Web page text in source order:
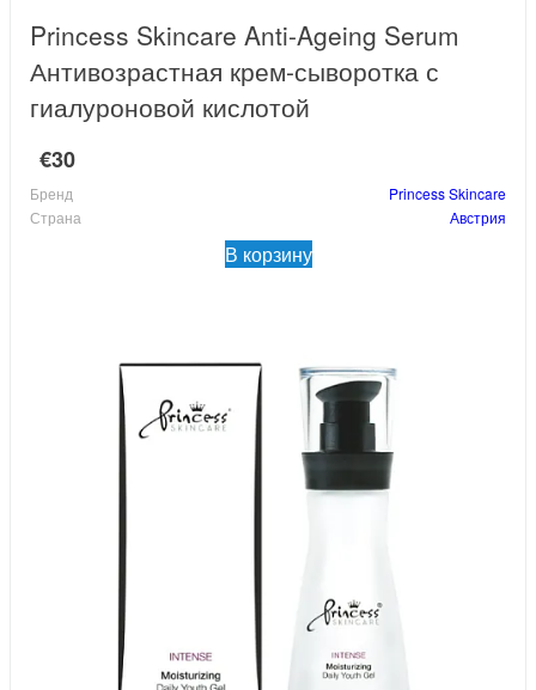
Princess Skincare Anti-Ageing Serum
Антивозрастная крем-сыворотка с
гиалуроновой кислотой
€30
Бренд
Princess Skincare
Страна
Австрия
В корзину